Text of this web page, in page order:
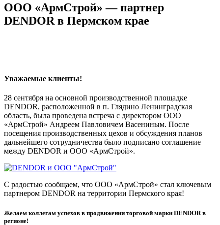
ООО «АрмСтрой» — партнер
DENDOR в Пермском крае
Уважаемые клиенты!
28 сентября на основной производственной площадке
DENDOR, расположенной в п. Глядино Ленинградская
область, была проведена встреча с директором ООО
«АрмСтрой» Андреем Павловичем Васениным. После
посещения производственных цехов и обсуждения планов
дальнейшего сотрудничества было подписано соглашение
между DENDOR и ООО «АрмСтрой».
С радостью сообщаем, что ООО «АрмСтрой» стал ключевым
партнером DENDOR на территории Пермского края!
Желаем коллегам успехов в продвижении торговой марки DENDOR в
регионе!